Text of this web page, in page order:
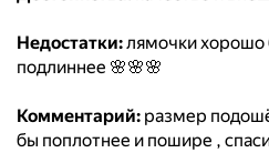
Недостатки:лямочки хорошо
подлиннее 🌸🌸🌸
Комментарий: размер
бы поплотнее и пошире ,